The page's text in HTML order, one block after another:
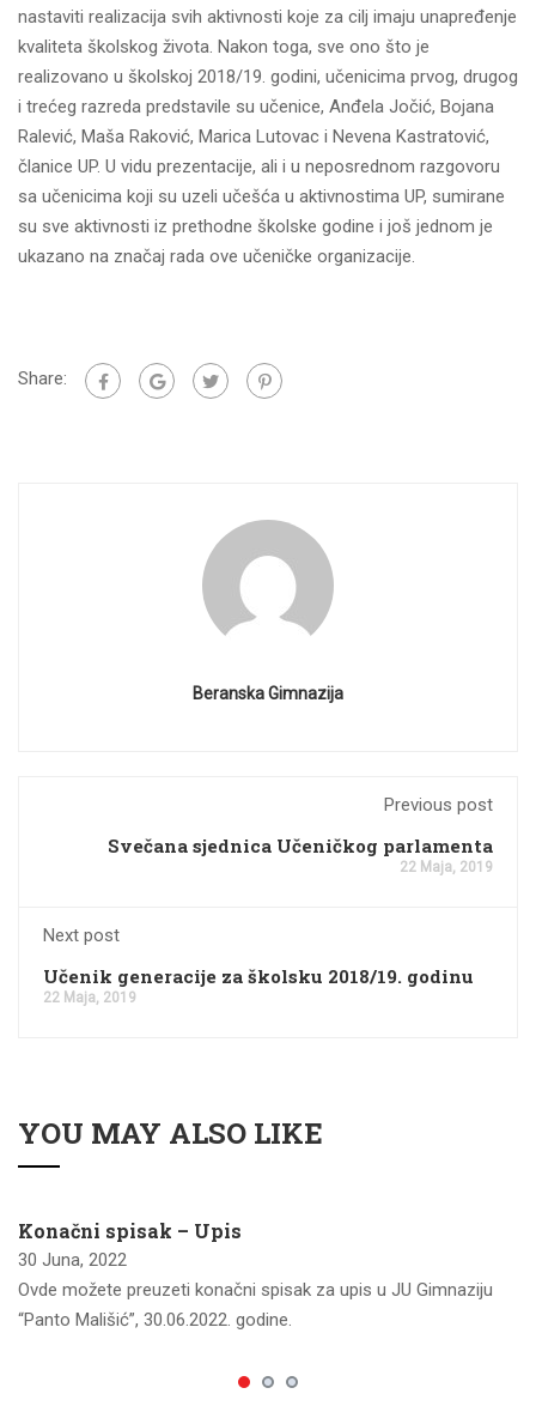
nastaviti realizacija svih aktivnosti koje za cilj imaju unapređenje
kvaliteta školskog života. Nakon toga, sve ono što je
realizovano u školskoj 2018/19. godini, učenicima prvog, drugog
i trećeg razreda predstavile su učenice, Anđela Jočić, Bojana
Ralević, Maša Raković, Marica Lutovac i Nevena Kastratović,
članice UP. U vidu prezentacije, ali i u neposrednom razgovoru
sa učenicima koji su uzeli učešća u aktivnostima UP, sumirane
su sve aktivnosti iz prethodne školske godine i još jednom je
ukazano na značaj rada ove učeničke organizacije.
Share:
Beranska Gimnazija
Previous post
Svečana sjednica Učeničkog parlamenta
22 Maja, 2019
Next post
Učenik generacije za školsku 2018/19. godinu
22 Maja, 2019
YOU MAY ALSO LIKE
Konačni spisak – Upis
30 Juna, 2022
Ovde možete preuzeti konačni spisak za upis u JU Gimnaziju
“Panto Mališić”, 30.06.2022. godine.